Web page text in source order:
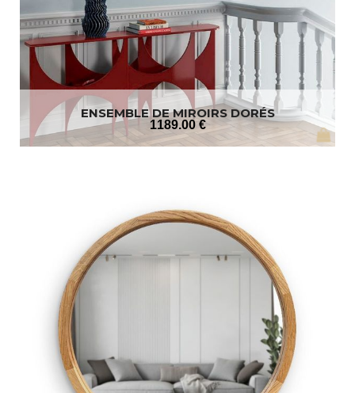
ENSEMBLE DE MIROIRS DORÉS
1189.00 €